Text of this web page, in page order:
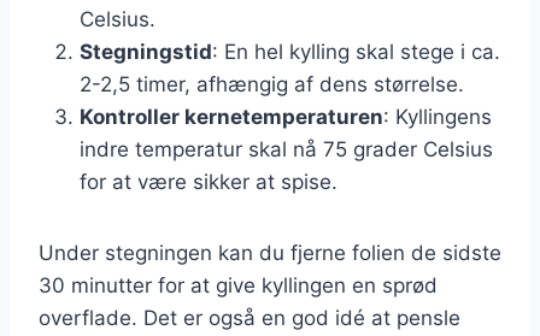
Celsius.
Stegningstid: En hel kylling skal stege i ca.
2-2,5 timer, afhængig af dens størrelse.
Kontroller kernetemperaturen: Kyllingens
indre temperatur skal nå 75 grader Celsius
for at være sikker at spise.
Under stegningen kan du fjerne folien de sidste
30 minutter for at give kyllingen en sprød
overflade. Det er også en god idé at pensle